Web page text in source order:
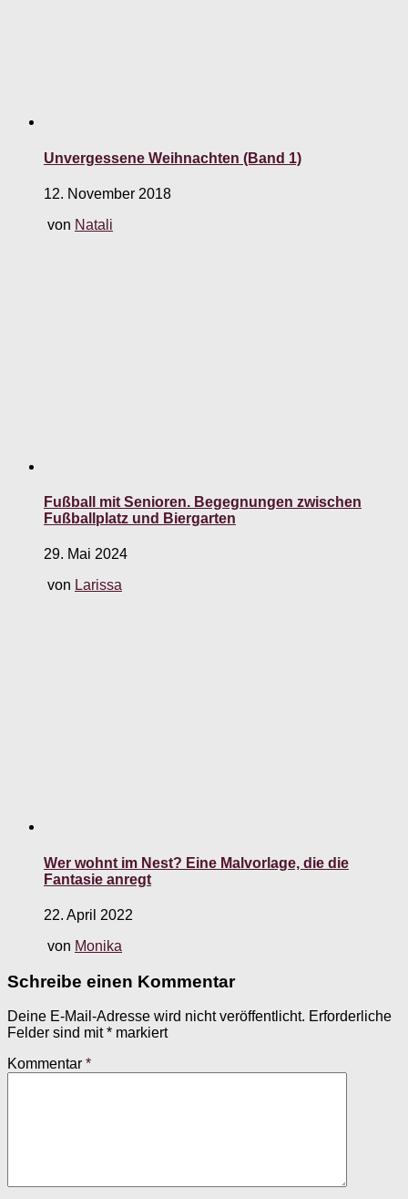
Unvergessene Weihnachten (Band 1)
12. November 2018
von Natali
Fußball mit Senioren. Begegnungen zwischen
Fußballplatz und Biergarten
29. Mai 2024
von Larissa
Wer wohnt im Nest? Eine Malvorlage, die die
Fantasie anregt
22. April 2022
von Monika
Schreibe einen Kommentar
Deine E-Mail-Adresse wird nicht veröffentlicht. Erforderliche
Felder sind mit* markiert
Kommentar *